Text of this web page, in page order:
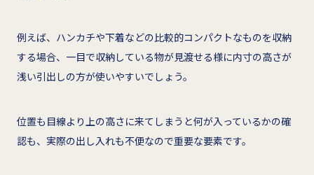
例えば、ハンカチや下着などの比較的コンパクトなものを収納
する場合、一目で収納している物が見渡せる様に内寸の高さが
浅い引出しの方が使いやすいでしょう。
位置も目線より上の高さに来てしまうと何が入っているかの確
認も、実際の出し入れも不便なので重要な要素です。